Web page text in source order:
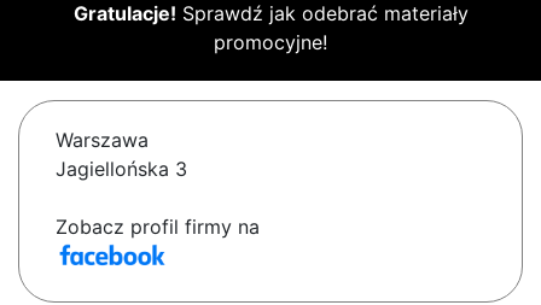
Gratulacje! Sprawdź jak odebrać materiały
promocyjne!
Warszawa
Jagiellońska 3
Zobacz profil firmy na